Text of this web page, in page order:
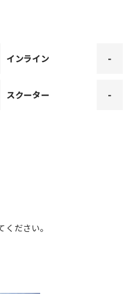
インライン -
スクーター -
ださい。